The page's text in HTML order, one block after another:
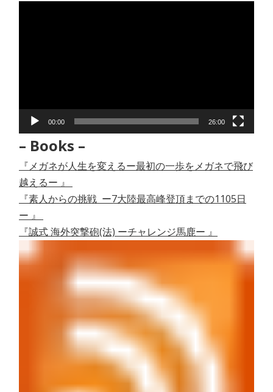
ー
00:00 26:00
– Books –
『メガネが人生を変えるー最初の一歩をメガネで飛び
越えるー 』
『素人からの挑戦 ー7大陸最高峰登頂までの1105日
ー 』
『誠式 海外突撃砲(法) ーチャレンジ馬鹿ー 』